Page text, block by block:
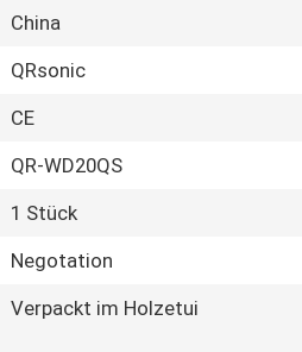
China
QRsonic
CE
QR-WD20QS
1 Stück
Negotation
Verpackt im Holzetui